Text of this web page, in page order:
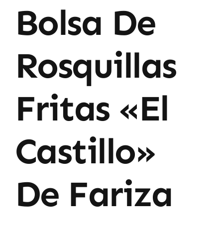
Bolsa De
Rosquillas
Fritas «El
Castillo»
De Fariza